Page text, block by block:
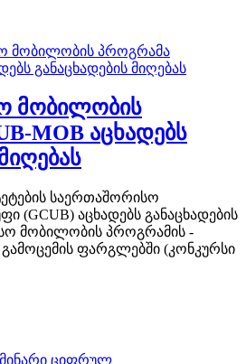
მობილობის
MOB აცხადებს
საერთაშორისო
(GCUB) აცხადებს განაცხადების
მობილობის პროგრამის -
გამოცემის ფარგლებში (კონკურსი